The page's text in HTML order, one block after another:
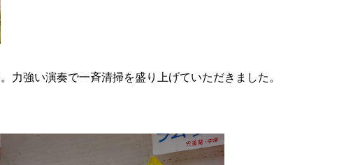
強い演奏で一斉清掃を盛り上げていただきました。